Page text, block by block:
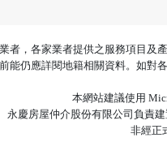
者，各家業者提供之服務項目
能仍應詳閱地籍相關資料。如對
本網站建議使用
永慶房屋仲介股份有限公司負責
非經正